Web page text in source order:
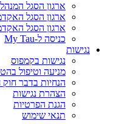
ארגון הסגל
ארגון הסגל
ארגון הסגל
כניסה ל-My Tau
נגישות
נגישות בקמפוס
מניעה וטיפול
הנחיות בדבר
הצהרת נגישות
הגנת הפרטיות
תנאי שימוש